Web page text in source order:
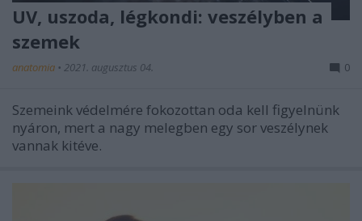
UV, uszoda, légkondi: veszélyben a
szemek
anatomia • 2021. augusztus 04. 0
Szemeink védelmére fokozottan oda kell figyelnünk
nyáron, mert a nagy melegben egy sor veszélynek
vannak kitéve.